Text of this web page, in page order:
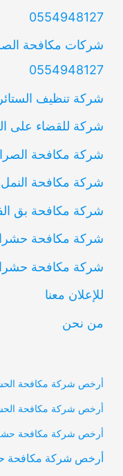
0554948127
شركات مكافحة
0554948127
شركة تنظيف الستائر
شركة للقضاء على الصراصير
شركة مكافحة الصراصير
شركة مكافحة النمل 0554948127
شركة مكافحة بق الفراش
شركة مكافحة
شركة مكافحة حشرات في
للإعلان معنا
من نحن
أرخص شركة مكافحة
أرخص شركة مكافحة
أرخص شركة مكافحة
أرخص شركة مكافحة